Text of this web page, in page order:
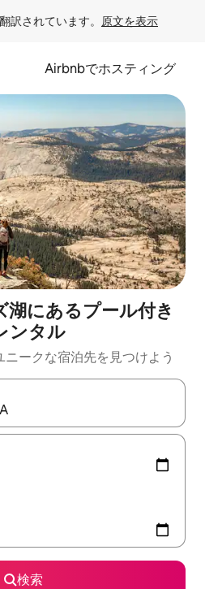
訳されています。 原文を表示
Airbnbでホスティング
湖にあるプール付き
ンタル
ークな宿泊先を見つけよう
上下の矢印キーを使って移動するか
検索